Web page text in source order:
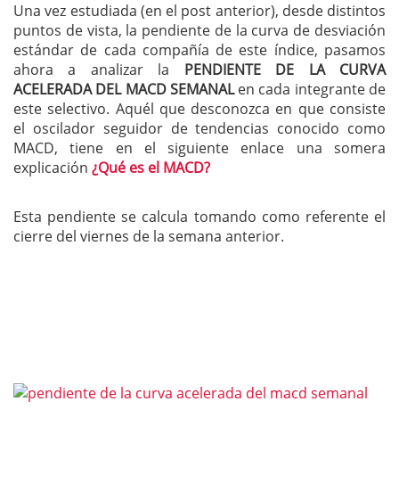
Una vez estudiada (en el post anterior), desde distintos
puntos de vista, la pendiente de la curva de desviación
estándar de cada compañía de este índice, pasamos
ahora a analizar la PENDIENTE DE LA CURVA
ACELERADA DEL MACD SEMANALen cada integrante de
este selectivo. Aquél que desconozca en que consiste
el oscilador seguidor de tendencias conocido como
MACD, tiene en el siguiente enlace una somera
explicación ¿Qué es el MACD?
Esta pendiente se calcula tomando como referente el
cierre del viernes de la semana anterior.